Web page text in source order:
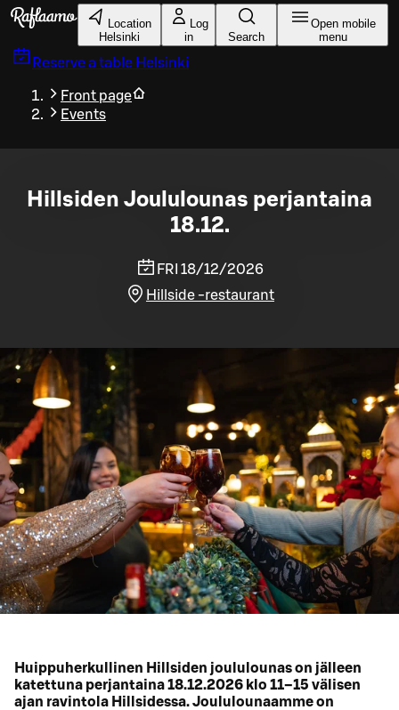
Skip to main content
Location
Helsinki
Log
in
Search
Open mobile
menu
Reserve a table Helsinki
Front page
Events
Hillsiden Joululounas perjantaina
18.12.
FRI 18/12/2026
Hillside -restaurant
Huippuherkullinen Hillsiden joululounas on jälleen
katettuna perjantaina 18.12.2026 klo 11–15 välisen
ajan ravintola Hillsidessa. Joululounaamme on